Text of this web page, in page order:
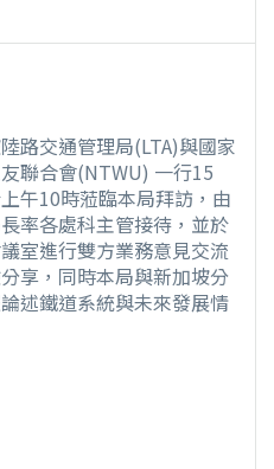
路交通管理局(LTA)與國家
聯合會(NTWU) 一行15
午10時蒞臨本局拜訪，由
率各處科主管接待，並於
室進行雙方業務意見交流
享，同時本局與新加坡分
述鐵道系統與未來發展情